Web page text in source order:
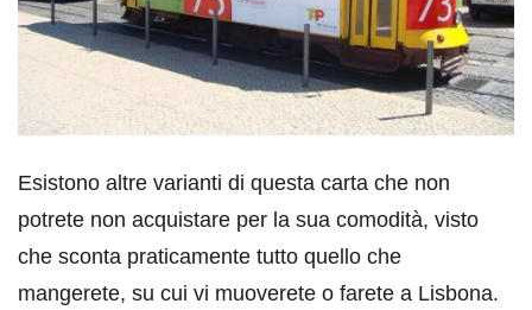
Esistono altre varianti di questa carta che non
potrete non acquistare per la sua comodità, visto
che sconta praticamente tutto quello che
mangerete, su cui vi muoverete o farete a Lisbona.